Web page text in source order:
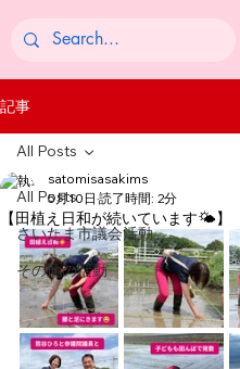
記事
All Posts
さいたま市議会活動
その他の活動
All Posts
【田植え日和が続いています🌤】
satomisasakims
5月10日 読了時間: 2分